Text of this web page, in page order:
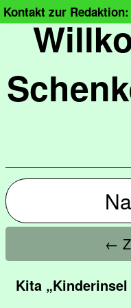
Kontakt zur Redaktion:
←
Kita „Kinderinsel